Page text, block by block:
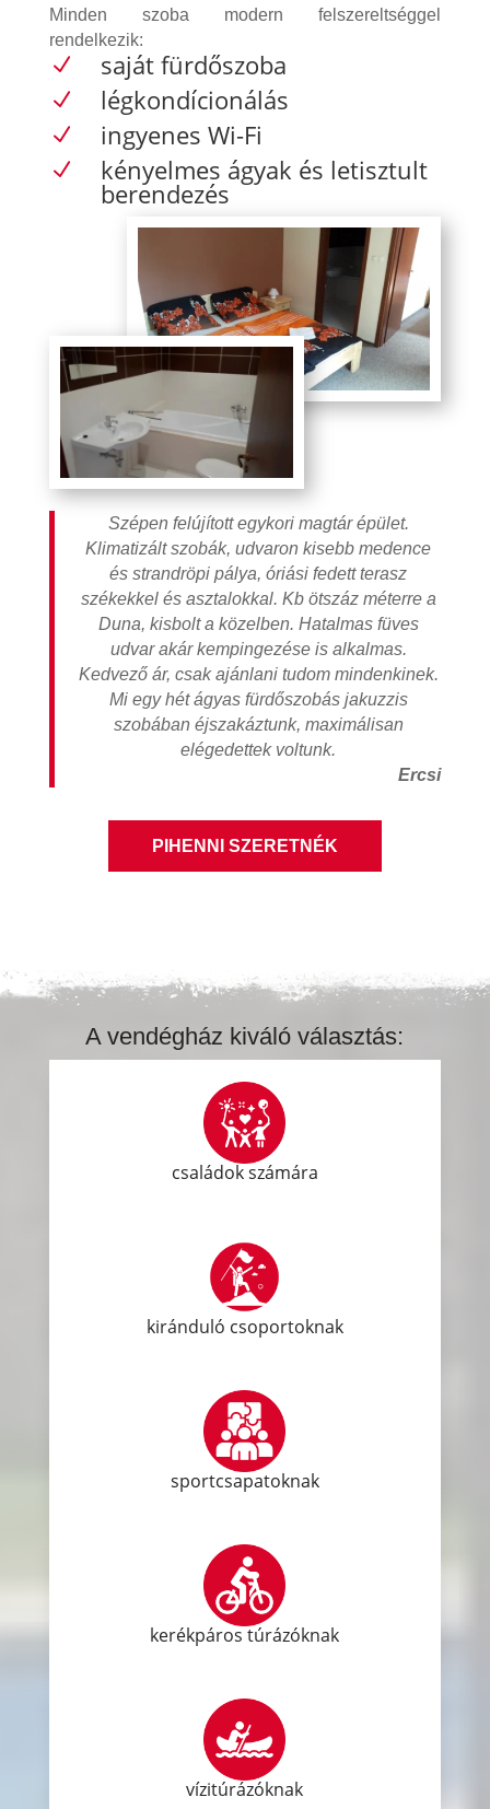
Minden szoba modern felszereltséggel
rendelkezik:
N saját fürdőszoba
N légkondícionálás
N ingyenes Wi-Fi
N kényelmes ágyak és letisztult
berendezés
Szépen felújított egykori magtár épület.
Klimatizált szobák, udvaron kisebb medence
és strandröpi pálya, óriási fedett terasz
székekkel és asztalokkal. Kb ötszáz méterre a
Duna, kisbolt a közelben. Hatalmas füves
udvar akár kempingezése is alkalmas.
Kedvező ár, csak ajánlani tudom mindenkinek.
Mi egy hét ágyas fürdőszobás jakuzzis
szobában éjszakáztunk, maximálisan
elégedettek voltunk.
Ercsi
PIHENNI SZERETNÉK
A vendégház kiváló választás:
családok számára
kiránduló csoportoknak
sportcsapatoknak
kerékpáros túrázóknak
vízitúrázóknak